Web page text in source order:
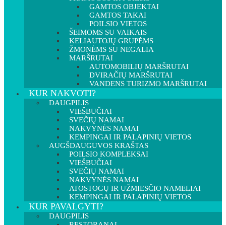
GAMTOS OBJEKTAI
GAMTOS TAKAI
POILSIO VIETOS
ŠEIMOMS SU VAIKAIS
KELIAUTOJŲ GRUPĖMS
ŽMONĖMS SU NEGALIA
MARŠRUTAI
AUTOMOBILIŲ MARŠRUTAI
DVIRAČIŲ MARŠRUTAI
VANDENS TURIZMO MARŠRUTAI
KUR NAKVOTI?
DAUGPILIS
VIEŠBUČIAI
SVEČIŲ NAMAI
NAKVYNĖS NAMAI
KEMPINGAI IR PALAPINIŲ VIETOS
AUGŠDAUGUVOS KRAŠTAS
POILSIO KOMPLEKSAI
VIEŠBUČIAI
SVEČIŲ NAMAI
NAKVYNĖS NAMAI
ATOSTOGŲ IR UŽMIESČIO NAMELIAI
KEMPINGAI IR PALAPINIŲ VIETOS
KUR PAVALGYTI?
DAUGPILIS